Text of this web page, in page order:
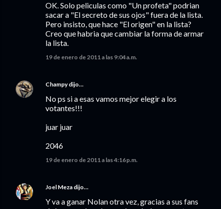
OK. Solo peliculas como "Un profeta" podrian
sacar a "El secreto de sus ojos" fuera de la lista.
Pero insisto, que hace "El origen" en la lista?
Creo que habria que cambiar la forma de armar
la lista.
19 de enero de 2011 a las 9:04 a.m.
Champydijo…
No ps si a esas vamos mejor elegir a los
votantes!!!
juar juar
2046
19 de enero de 2011 a las 4:16 p.m.
Joel Meza dijo…
Y va a ganar Nolan otra vez, gracias a sus fans